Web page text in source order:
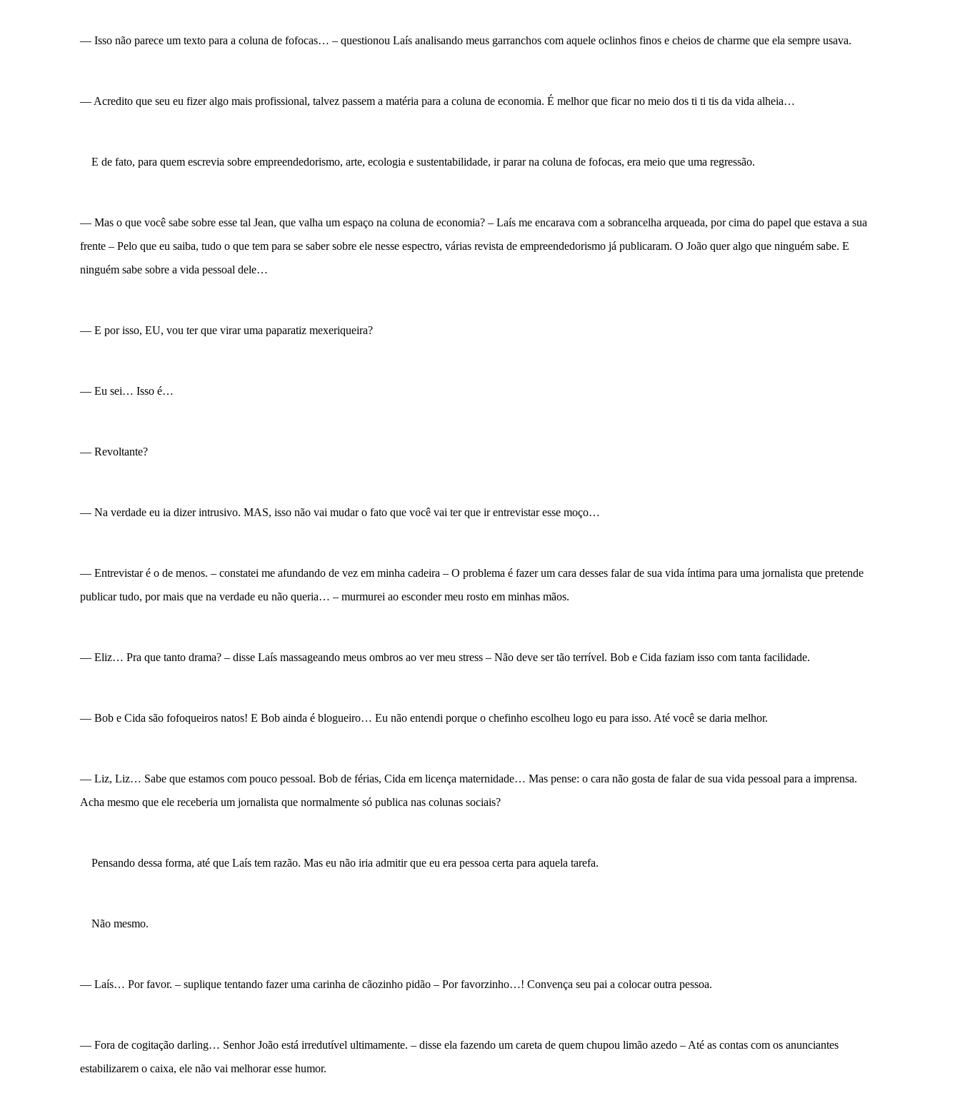
— Isso não parece um texto para a coluna de fofocas… – questionou Laís analisando meus garranchos com aquele oclinhos finos e cheios de charme que ela sempre usava.
— Acredito que seu eu fizer algo mais profissional, talvez passem a matéria para a coluna de economia. É melhor que ficar no meio dos ti ti tis da vida alheia…
E de fato, para quem escrevia sobre empreendedorismo, arte, ecologia e sustentabilidade, ir parar na coluna de fofocas, era meio que uma regressão.
— Mas o que você sabe sobre esse tal Jean, que valha um espaço na coluna de economia? – Laís me encarava com a sobrancelha arqueada, por cima do papel que estava a sua
frente – Pelo que eu saiba, tudo o que tem para se saber sobre ele nesse espectro, várias revista de empreendedorismo já publicaram. O João quer algo que ninguém sabe. E
ninguém sabe sobre a vida pessoal dele…
— E por isso, EU, vou ter que virar uma paparatiz mexeriqueira?
— Eu sei… Isso é…
— Revoltante?
— Na verdade eu ia dizer intrusivo. MAS, isso não vai mudar o fato que você vai ter que ir entrevistar esse moço…
— Entrevistar é o de menos. – constatei me afundando de vez em minha cadeira – O problema é fazer um cara desses falar de sua vida íntima para uma jornalista que pretende
publicar tudo, por mais que na verdade eu não queria… – murmurei ao esconder meu rosto em minhas mãos.
— Eliz… Pra que tanto drama? – disse Laís massageando meus ombros ao ver meu stress – Não deve ser tão terrível. Bob e Cida faziam isso com tanta facilidade.
— Bob e Cida são fofoqueiros natos! E Bob ainda é blogueiro… Eu não entendi porque o chefinho escolheu logo eu para isso. Até você se daria melhor.
— Liz, Liz… Sabe que estamos com pouco pessoal. Bob de férias, Cida em licença maternidade… Mas pense: o cara não gosta de falar de sua vida pessoal para a imprensa.
Acha mesmo que ele receberia um jornalista que normalmente só publica nas colunas sociais?
Pensando dessa forma, até que Laís tem razão. Mas eu não iria admitir que eu era pessoa certa para aquela tarefa.
Não mesmo.
— Laís… Por favor. – suplique tentando fazer uma carinha de cãozinho pidão – Por favorzinho…! Convença seu pai a colocar outra pessoa.
— Fora de cogitação darling… Senhor João está irredutível ultimamente. – disse ela fazendo um careta de quem chupou limão azedo – Até as contas com os anunciantes
estabilizarem o caixa, ele não vai melhorar esse humor.